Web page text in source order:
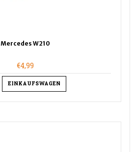
Mercedes W210
€4,99
EINKAUFSWAGEN